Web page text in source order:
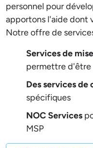
personnel pour
apportons l'aide dont
Notre offre de
Services de
permettre d'être
Des services de
spécifiques
NOC Services
MSP